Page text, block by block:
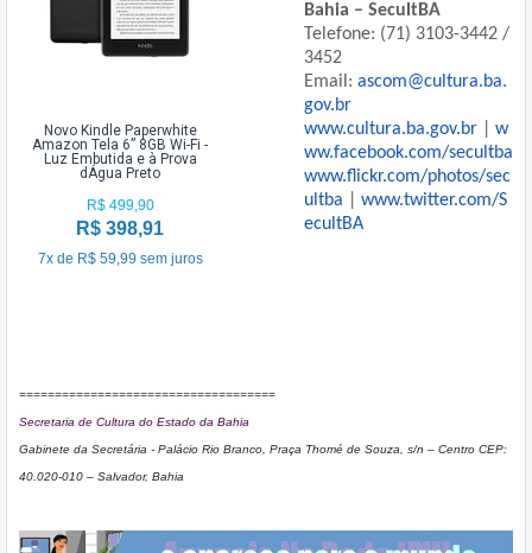
Novo Kindle Paperwhite
Amazon Tela 6” 8GB Wi-Fi -
Luz Embutida e à Prova
dÁgua Preto
R$ 499,90
R$ 398,91
7x de R$ 59,99 sem juros
Bahia – SecultBA
Telefone: (71) 3103-3442 /
3452
Email: ascom@cultura.ba.
gov.br
www.cultura.ba.gov.br
w
ww.facebook.com/secultba
www.flickr.com/photos/sec
ultba
www.twitter.com/S
ecultBA
====================================
Secretaria de Cultura do Estado da Bahia
Gabinete da Secretária - Palácio Rio Branco, Praça Thomé de Souza, s/n – Centro CEP:
40.020-010 – Salvador, Bahia